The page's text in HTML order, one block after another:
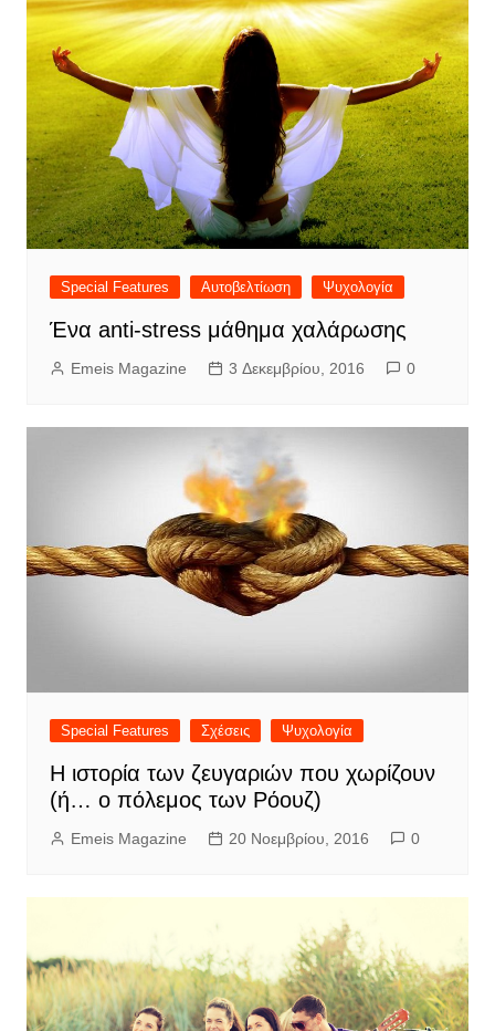
Special Features Αυτοβελτίωση Ψυχολογία
Ένα anti-stress μάθημα χαλάρωσης
Emeis Magazine 3 Δεκεμβρίου, 2016 0
Special Features Σχέσεις Ψυχολογία
Η ιστορία των ζευγαριών που χωρίζουν
(ή… ο πόλεμος των Ρόουζ)
Emeis Magazine 20 Νοεμβρίου, 2016 0